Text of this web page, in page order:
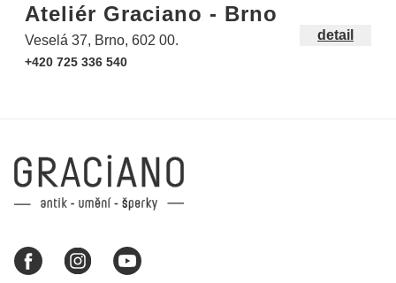
Ateliér Graciano - Brno
Veselá 37, Brno, 602 00.
+420 725 336 540
detail